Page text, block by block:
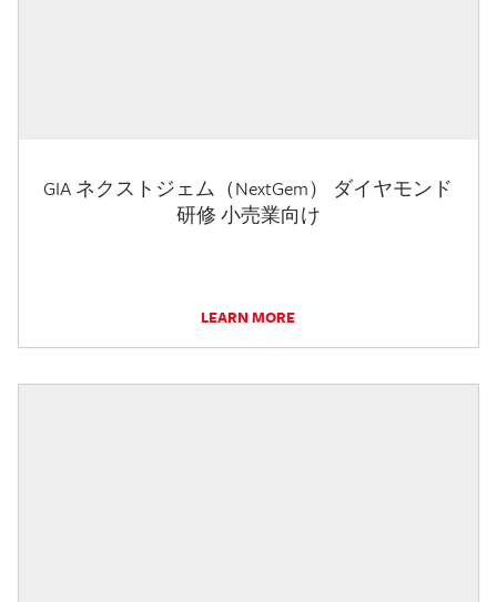
GIA ネクストジェム（NextGem） ダイヤモンド
研修 小売業向け
LEARN MORE